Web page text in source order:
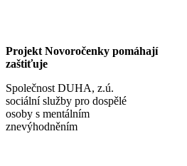
Projekt Novoročenky pomáhají
zaštiťuje
Společnost DUHA, z.ú.
sociální služby pro dospělé
osoby s mentálním
znevýhodněním